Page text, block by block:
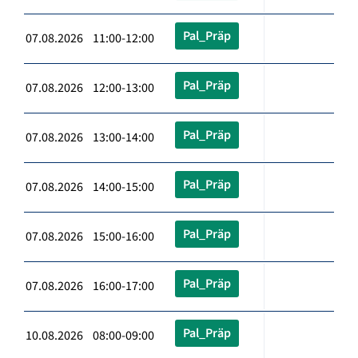
07.08.2026 11:00-12:00 Pal_Präp
07.08.2026 12:00-13:00 Pal_Präp
07.08.2026 13:00-14:00 Pal_Präp
07.08.2026 14:00-15:00 Pal_Präp
07.08.2026 15:00-16:00 Pal_Präp
07.08.2026 16:00-17:00 Pal_Präp
10.08.2026 08:00-09:00 Pal_Präp